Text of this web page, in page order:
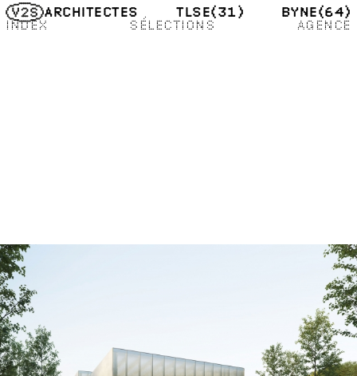
ARCHITECTES TLSE(31) BYNE(64)
INDEX
SÉLECTIONS AGENCE